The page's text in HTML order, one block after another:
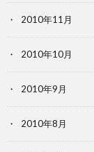
2010年11月
2010年10月
2010年9月
2010年8月